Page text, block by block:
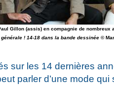
Gillon (assis) en compagnie de nombreux
! 14-18 dans la bande dessinée ©
sur les 14 dernières
parler d’une mode qui